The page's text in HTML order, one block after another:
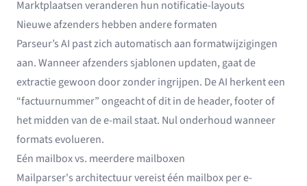
Marktplaatsen veranderen hun notificatie-layouts
Nieuwe afzenders hebben andere formaten
Parseur’s AI past zich automatisch aan formatwijzigingen
aan. Wanneer afzenders sjablonen updaten, gaat de
extractie gewoon door zonder ingrijpen. De AI herkent een
“factuurnummer” ongeacht of dit in de header, footer of
het midden van de e-mail staat. Nul onderhoud wanneer
formats evolueren.
Eén mailbox vs. meerdere mailboxen
Mailparser's architectuur vereist één mailbox per e-